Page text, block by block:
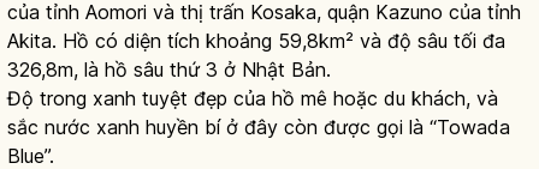
của tỉnh Aomori và thị trấn Kosaka, quận Kazuno của tỉnh
Akita. Hồ có diện tích khoảng 59,8km² và độ sâu tối đa
326,8m, là hồ sâu thứ 3 ở Nhật Bản.
Độ trong xanh tuyệt đẹp của hồ mê hoặc du khách, và
sắc nước xanh huyền bí ở đây còn được gọi là “Towada
Blue”.